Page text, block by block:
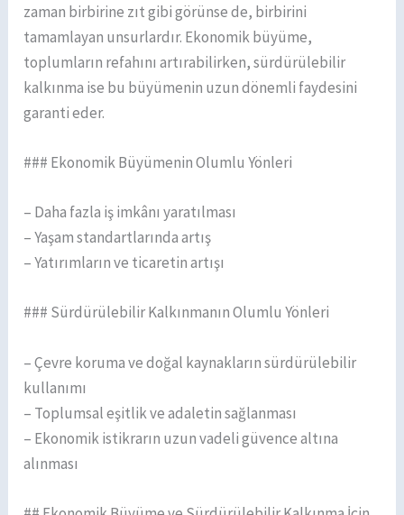
zaman birbirine zıt gibi görünse de, birbirini
tamamlayan unsurlardır. Ekonomik büyüme,
toplumların refahını artırabilirken, sürdürülebilir
kalkınma ise bu büyümenin uzun dönemli faydesini
garanti eder.
### Ekonomik Büyümenin Olumlu Yönleri
– Daha fazla iş imkânı yaratılması
– Yaşam standartlarında artış
– Yatırımların ve ticaretin artışı
### Sürdürülebilir Kalkınmanın Olumlu Yönleri
– Çevre koruma ve doğal kaynakların sürdürülebilir
kullanımı
– Toplumsal eşitlik ve adaletin sağlanması
– Ekonomik istikrarın uzun vadeli güvence altına
alınması